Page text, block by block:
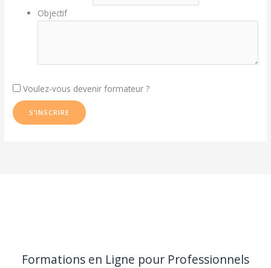
Objectif
Voulez-vous devenir formateur ?
S’INSCRIRE
Formations en Ligne pour Professionnels